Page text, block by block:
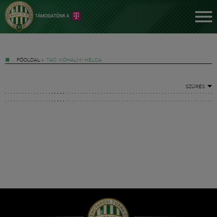
FŐOLDAL » TAG: KŐHALMI HELGA
SZŰRÉS
Hírek